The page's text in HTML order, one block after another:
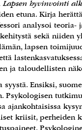
Lapsen hyvinvointi
etuna. Kirja
analysoi
sekä niiden
lapsen
ja taloudellisten
Ensiksi,
Psykologisen
ajankohtaisissa
kriisit, perheiden